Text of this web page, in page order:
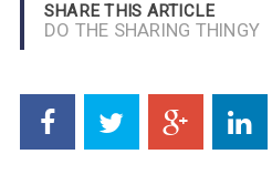
SHARE THIS ARTICLE
DO THE SHARING THINGY